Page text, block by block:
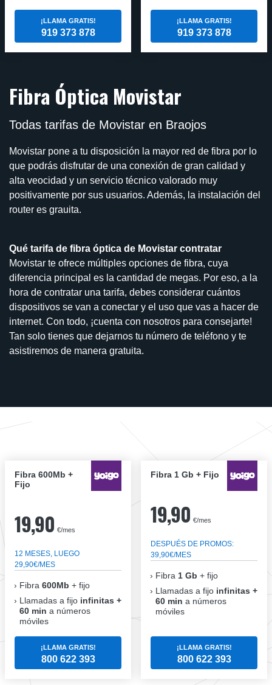
¡LLAMA GRATIS!
919 373 878
¡LLAMA GRATIS!
919 373 878
Fibra Óptica Movistar
Todas tarifas de Movistar en Braojos
Movistar pone a tu disposición la mayor red de fibra por lo
que podrás disfrutar de una conexión de gran calidad y
alta veocidad y un servicio técnico valorado muy
positivamente por sus usuarios. Además, la instalación del
router es grauita.
Qué tarifa de fibra óptica de Movistar contratar
Movistar te ofrece múltiples opciones de fibra, cuya
diferencia principal es la cantidad de megas. Por eso, a la
hora de contratar una tarifa, debes considerar cuántos
dispositivos se van a conectar y el uso que vas a hacer de
internet. Con todo, ¡cuenta con nosotros para consejarte!
Tan solo tienes que dejarnos tu número de teléfono y te
asistiremos de manera gratuita.
Fibra 600Mb +
Fijo
19,90 €/mes
12 MESES, LUEGO
29,90€/MES
Fibra 600Mb + fijo
Llamadas a fijo infinitas +
60 min a números
móviles
¡LLAMA GRATIS!
800 622 393
Fibra 1 Gb + Fijo
19,90 €/mes
DESPUÉS DE PROMOS:
39,90€/MES
Fibra 1 Gb + fijo
Llamadas a fijo infinitas +
60 min a números
móviles
¡LLAMA GRATIS!
800 622 393